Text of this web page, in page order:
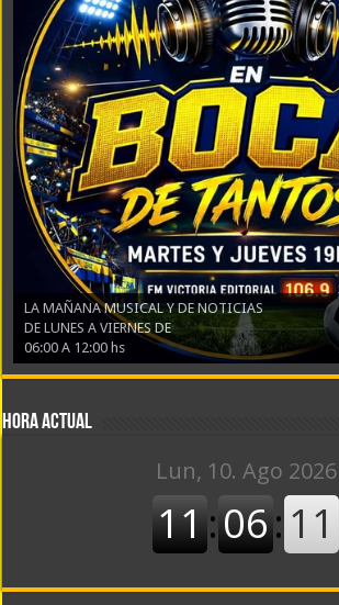
LA MAÑANA MUSICAL Y DE NOTICIAS
DE LUNES A VIERNES DE
06:00 A 12:00 hs
Hora actual